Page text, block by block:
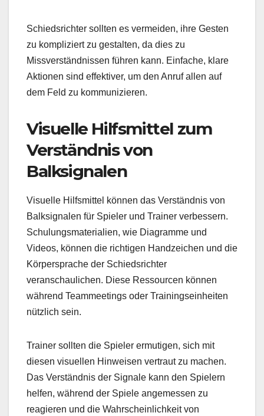
Schiedsrichter sollten es vermeiden, ihre Gesten
zu kompliziert zu gestalten, da dies zu
Missverständnissen führen kann. Einfache, klare
Aktionen sind effektiver, um den Anruf allen auf
dem Feld zu kommunizieren.
Visuelle Hilfsmittel zum
Verständnis von
Balksignalen
Visuelle Hilfsmittel können das Verständnis von
Balksignalen für Spieler und Trainer verbessern.
Schulungsmaterialien, wie Diagramme und
Videos, können die richtigen Handzeichen und die
Körpersprache der Schiedsrichter
veranschaulichen. Diese Ressourcen können
während Teammeetings oder Trainingseinheiten
nützlich sein.
Trainer sollten die Spieler ermutigen, sich mit
diesen visuellen Hinweisen vertraut zu machen.
Das Verständnis der Signale kann den Spielern
helfen, während der Spiele angemessen zu
reagieren und die Wahrscheinlichkeit von